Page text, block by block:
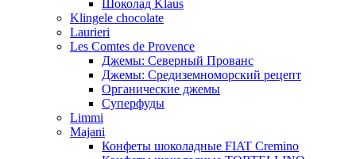
Шоколад Klaus
Klingele chocolate
Laurieri
Les Comtes de Provence
Джемы: Северный Прованс
Джемы: Средиземноморский рецепт
Органические джемы
Суперфуды
Limmi
Majani
Конфеты шоколадные FIAT Cremino